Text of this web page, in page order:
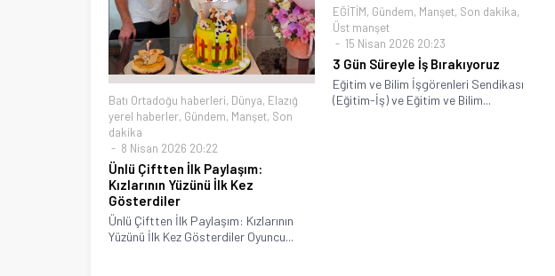
Batı Ortadoğu haberleri, Dünya, Elazığ
yerel haberler, Gündem, Manşet, Son
dakika
8 Nisan 2026 20:22
Ünlü Çiftten İlk Paylaşım:
Kızlarının Yüzünü İlk Kez
Gösterdiler
Ünlü Çiftten İlk Paylaşım: Kızlarının
Yüzünü İlk Kez Gösterdiler Oyuncu...
EĞİTİM, Gündem, Manşet, Son dakika,
Üst manşet
15 Nisan 2026 20:23
3 Gün Süreyle İş Bırakıyoruz
Eğitim ve Bilim İşgörenleri Sendikası
(Eğitim-İş) ve Eğitim ve Bilim...